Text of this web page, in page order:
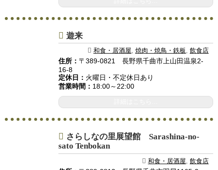
遊来
和食・居酒屋, 焼肉・焼鳥・鉄板, 飲食店
住所： 〒389-0821 長野県千曲市上山田温泉2-
16-8
定休日： 火曜日・不定休日あり
営業時間： 18:00～22:00
さらしなの里展望館 Sarashina-no-
sato Tenbokan
和食・居酒屋 飲食店